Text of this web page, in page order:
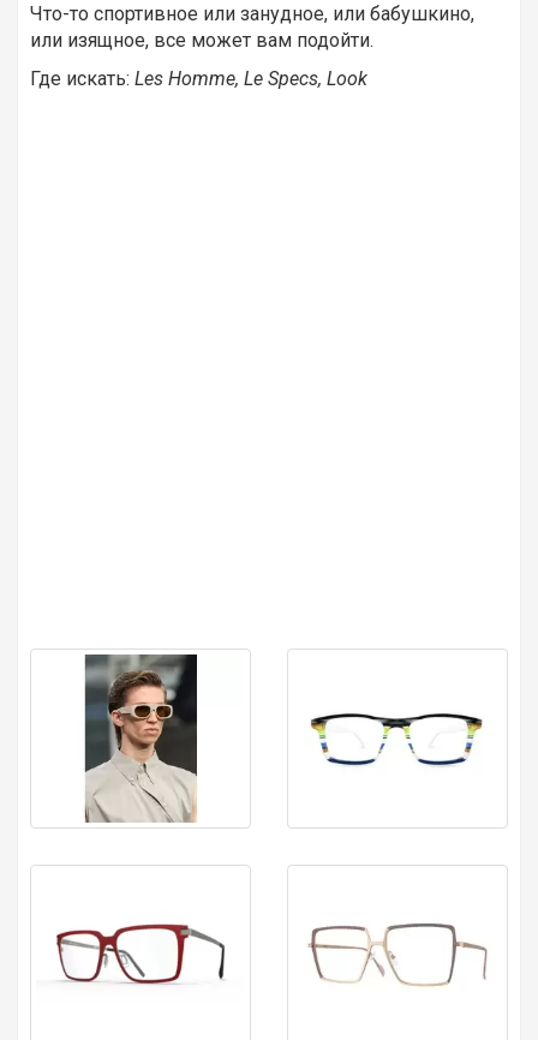
Что-то спортивное или занудное, или бабушкино,
или изящное, все может вам подойти.
Где искать: Les Homme, Le Specs, Look